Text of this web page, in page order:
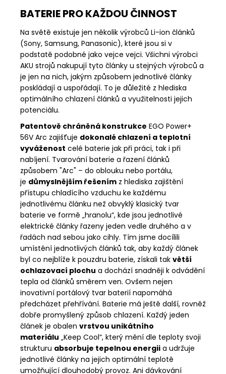
BATERIE PRO KAŽDOU ČINNOST
Na světě existuje jen několik výrobců Li-ion článků
(Sony, Samsung, Panasonic), které jsou si v
podstatě podobné jako vejce vejci. Všichni výrobci
AKU strojů nakupují tyto články u stejných výrobců a
je jen na nich, jakým způsobem jednotlivé články
poskládají a uspořádají. To je důležité z hlediska
optimálního chlazení článků a využitelnosti jejich
potenciálu.
Patentově chráněná konstrukce EGO Power+
56V Arc zajišťuje dokonalé chlazení a teplotní
vyváženost celé baterie jak při práci, tak i při
nabíjení. Tvarování baterie a řazení článků
způsobem "Arc" – do oblouku nebo portálu,
je důmyslnějším řešením z hlediska zajištění
přístupu chladícího vzduchu ke každému
jednotlivému článku než obvyklý klasický tvar
baterie ve formě „hranolu“, kde jsou jednotlivé
elektrické články řazeny jeden vedle druhého a v
řadách nad sebou jako cihly. Tím jsme docílili
umístění jednotlivých článků tak, aby každý článek
byl co nejblíže k pouzdru baterie, získali tak větší
ochlazovací plochu a dochází snadněji k odvádění
tepla od článků směrem ven. Ovšem nejen
inovativní portálový tvar baterií napomáhá
předcházet přehřívání. Baterie má ještě další, rovněž
dobře promyšlený způsob chlazení. Každý jeden
článek je obalen vrstvou unikátního
materiálu „Keep Cool“, který mění dle teploty svoji
strukturu absorbuje tepelnou energii a udržuje
jednotlivé články na jejich optimální teplotě
umožňující dlouhodobý provoz. Ani dávkování